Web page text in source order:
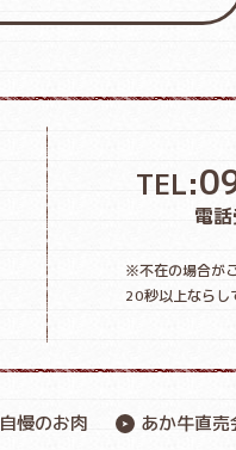
TEL:
電
※不在の場合が
20秒以上ならし
慢のお肉 あか牛直売